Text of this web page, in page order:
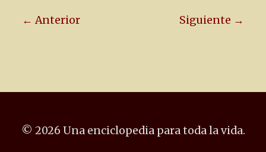
← Anterior Siguiente →
© 2026 Una enciclopedia para toda la vida.